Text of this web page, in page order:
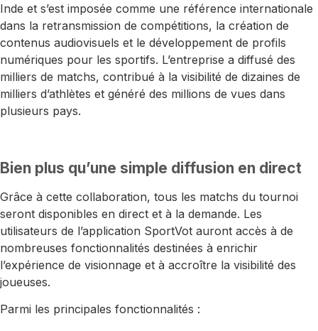
Inde et s’est imposée comme une référence internationale
dans la retransmission de compétitions, la création de
contenus audiovisuels et le développement de profils
numériques pour les sportifs. L’entreprise a diffusé des
milliers de matchs, contribué à la visibilité de dizaines de
milliers d’athlètes et généré des millions de vues dans
plusieurs pays.
Bien plus qu’une simple diffusion en direct
Grâce à cette collaboration, tous les matchs du tournoi
seront disponibles en direct et à la demande. Les
utilisateurs de l’application SportVot auront accès à de
nombreuses fonctionnalités destinées à enrichir
l’expérience de visionnage et à accroître la visibilité des
joueuses.
Parmi les principales fonctionnalités :